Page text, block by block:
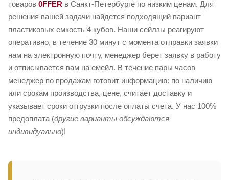
товаров 0FFER в Санкт-Петербурге по низким ценам. Для
решения вашей задачи найдется подходящий вариант
пластиковых емкость 4 кубов. Наши сейлзы реагируют
оперативно, в течение 30 минут с момента отправки заявки
нам на электронную почту, менеджер берет заявку в работу
и отписывается вам на емейл. В течение пары часов
менеджер по продажам готовит информацию: по наличию
или срокам производства, цене, считает доставку и
указывает сроки отгрузки после оплаты счета. У нас 100%
предоплата (другие варианты обсуждаются
индивидуально)!